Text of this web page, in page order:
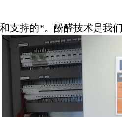
和支持的*。酚醛技术是我们